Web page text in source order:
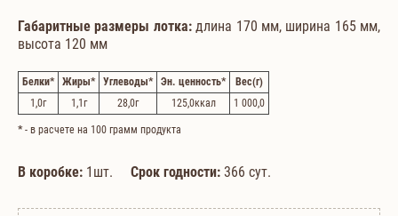
Габаритные размеры лотка:длина 170 мм, ширина 165 мм,
высота 120 мм
Белки* Жиры* Углеводы* Эн. ценность* Вес(г)
1,0г 1,1г 28,0г 125,0ккал 1 000,0
*- в расчете на 100 грамм продукта
В коробке: 1шт. Срок годности: 366 сут.